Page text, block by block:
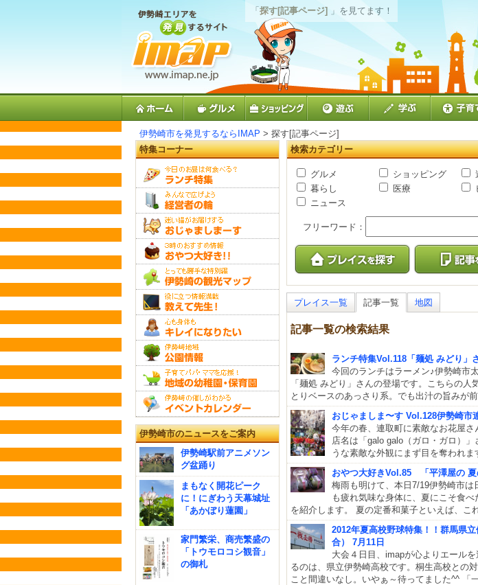
「探す[記事ページ] 」を見てます！
伊勢崎市を発見するならIMAP > 探す[記事ページ]
検索カテゴリー
グルメ ショッピング
暮らし
医療
ニュース
フリーワード：
プレイス一覧 記事一覧 地図
記事一覧の検索結果
ランチ特集Vol.118「麺処 みどり
今回のランチはラーメン♪伊勢崎市
「麺処 みどり」さんの登場です。こちらの
とりベースのあっさり系。でも出汁の旨みが
おじゃましま〜す Vol.128伊勢崎市
今年の春、連取町に素敵なお花屋
店名は「galo galo（ガロ・ガロ）
うな素敵な外観にまず目を奪われ
おやつ大好きVol.85 「平澤屋の 夏
梅雨も明けて、本日7/19伊勢崎市は
も疲れ気味な身体に、夏にこそ食
を紹介します。 夏の定番和菓子といえば、こ
2012年夏高校野球特集！！群馬
合） 7月11日
大会４日目、imapが心よりエール
るのは、県立伊勢崎高校です。桐生高校との
こと間違いなし。いやぁ～待ってました^^ 「
特集コーナー
伊勢崎市のニュースをご案内
伊勢崎駅前アニメソン
グ盆踊り
まもなく開花ピーク
に！にぎわう天幕城址
「あかぼり蓮園」
家門繁栄、商売繁盛の
「トウモロコシ観音」
の御札